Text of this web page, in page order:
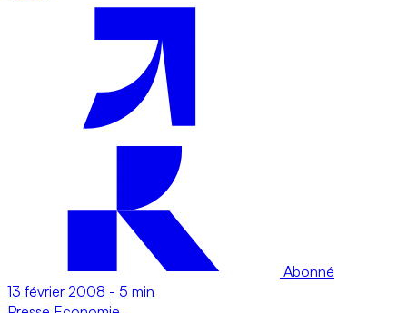
Abonné
13 février 2008 - 5 min